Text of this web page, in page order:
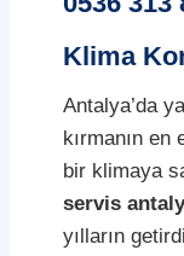
Klima
Antalya’da
kırmanın en
bir klimaya
servis
yılların